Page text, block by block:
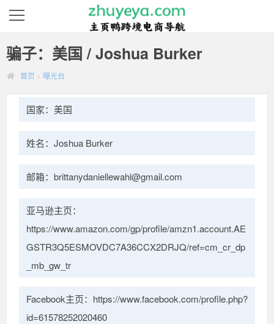
骗子：美国 / Joshua Burker
首页 > 曝光台
国家：美国
姓名：Joshua Burker
邮箱：brittanydaniellewahl@gmail.com
亚马逊主页：
https://www.amazon.com/gp/profile/amzn1.account.AE
GSTR3Q5ESMOVDC7A36CCX2DRJQ/ref=cm_cr_dp
_mb_gw_tr
Facebook主页：https://www.facebook.com/profile.php?
id=61578252020460